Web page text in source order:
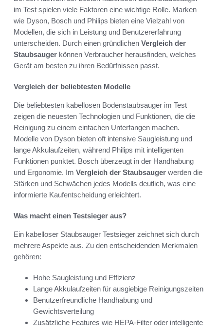
im Test spielen viele Faktoren eine wichtige Rolle. Marken
wie Dyson, Bosch und Philips bieten eine Vielzahl von
Modellen, die sich in Leistung und Benutzererfahrung
unterscheiden. Durch einen gründlichen Vergleich der
Staubsauger können Verbraucher herausfinden, welches
Gerät am besten zu ihren Bedürfnissen passt.
Vergleich der beliebtesten Modelle
Die beliebtesten kabellosen Bodenstaubsauger im Test
zeigen die neuesten Technologien und Funktionen, die die
Reinigung zu einem einfachen Unterfangen machen.
Modelle von Dyson bieten oft intensive Saugleistung und
lange Akkulaufzeiten, während Philips mit intelligenten
Funktionen punktet. Bosch überzeugt in der Handhabung
und Ergonomie. Im Vergleich der Staubsauger werden die
Stärken und Schwächen jedes Modells deutlich, was eine
informierte Kaufentscheidung erleichtert.
Was macht einen Testsieger aus?
Ein kabelloser Staubsauger Testsieger zeichnet sich durch
mehrere Aspekte aus. Zu den entscheidenden Merkmalen
gehören:
Hohe Saugleistung und Effizienz
Lange Akkulaufzeiten für ausgiebige Reinigungszeiten
Benutzerfreundliche Handhabung und
Gewichtsverteilung
Zusätzliche Features wie HEPA-Filter oder intelligente